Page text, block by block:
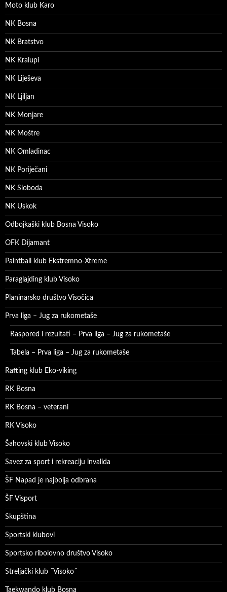
Moto klub Karo
NK Bosna
NK Bratstvo
NK Kralupi
NK Liješeva
NK Ljiljan
NK Monjare
NK Moštre
NK Omladinac
NK Poriječani
NK Sloboda
NK Uskok
Odbojkaški klub Bosna Visoko
OFK Dijamant
Paintball klub Ekstremno-Xtreme
Paraglajding klub Visoko
Planinarsko društvo Visočica
Prva liga – Jug za rukometaše
Raspored i rezultati – Prva liga – Jug za rukometaše
Tabela – Prva liga – Jug za rukometaše
Rafting klub Eko-viking
RK Bosna
RK Bosna – veterani
RK Visoko
Šahovski klub Visoko
Savez za sport i rekreaciju invalida
ŠF Napad je najbolja odbrana
ŠF Visport
Skupština
Sportski klubovi
Sportsko ribolovno društvo Visoko
Streljački klub ˝Visoko˝
Taekwando klub Bosna